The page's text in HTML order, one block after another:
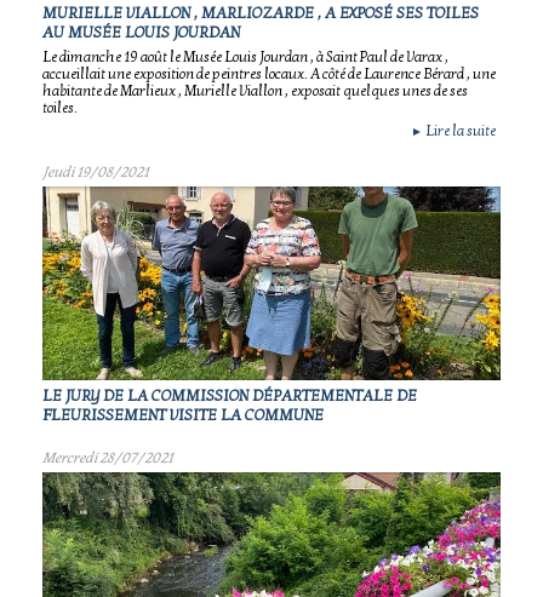
MURIELLE VIALLON , MARLIOZARDE , A EXPOSÉ SES TOILES
AU MUSÉE LOUIS JOURDAN
Le dimanche 19 août le Musée Louis Jourdan , à Saint Paul de Varax ,
accueillait une exposition de peintres locaux. A côté de Laurence Bérard , une
habitante de Marlieux , Murielle Viallon , exposait quelques unes de ses
toiles.
► Lire la suite
Jeudi 19/08/2021
LE JURY DE LA COMMISSION DÉPARTEMENTALE DE
FLEURISSEMENT VISITE LA COMMUNE
Mercredi 28/07/2021